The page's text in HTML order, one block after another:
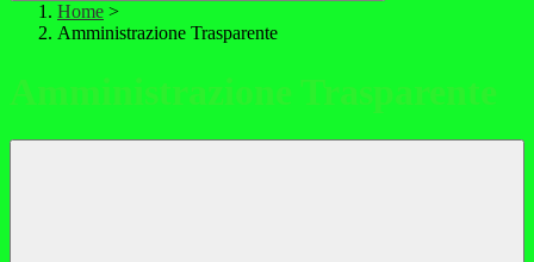
Home >
Amministrazione Trasparente
Amministrazione Trasparente